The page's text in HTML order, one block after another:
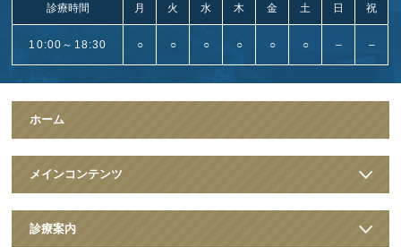
診療時間 月 火 水 木 金 土 日 祝
10:00～18:30 ○ ○ ○ ○ ○ ○ – –
ホーム
メインコンテンツ
診療案内